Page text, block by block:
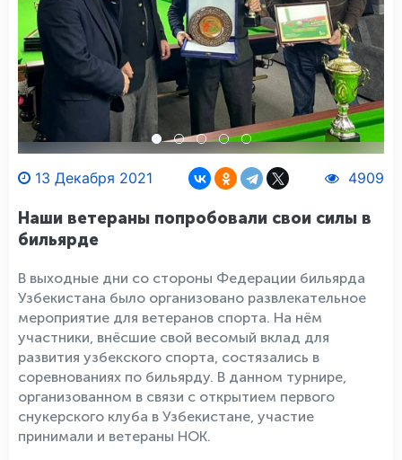
13 Декабря 2021 4909
Наши ветераны попробовали свои силы в
бильярде
В выходные дни со стороны Федерации бильярда
Узбекистана было организовано развлекательное
мероприятие для ветеранов спорта. На нём
участники, внёсшие свой весомый вклад для
развития узбекского спорта, состязались в
соревнованиях по бильярду. В данном турнире,
организованном в связи с открытием первого
снукерского клуба в Узбекистане, участие
принимали и ветераны НОК.